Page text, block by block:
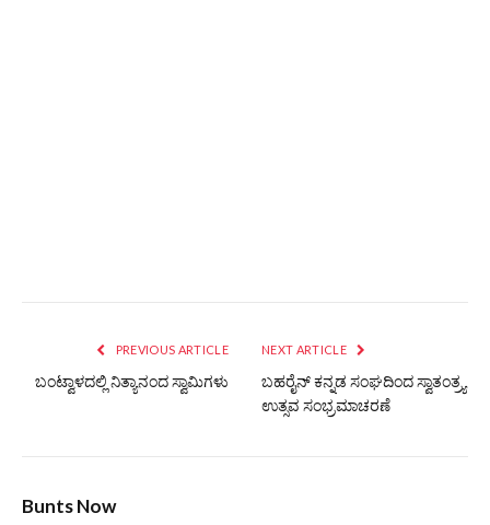
PREVIOUS ARTICLE
ಬಂಟ್ವಾಳದಲ್ಲಿ ನಿತ್ಯಾನಂದ ಸ್ವಾಮಿಗಳು
NEXT ARTICLE
ಬಹರೈನ್ ಕನ್ನಡ ಸಂಘದಿಂದ ಸ್ವಾತಂತ್ರ್ಯ
ಉತ್ಸವ ಸಂಭ್ರಮಾಚರಣೆ
Bunts Now